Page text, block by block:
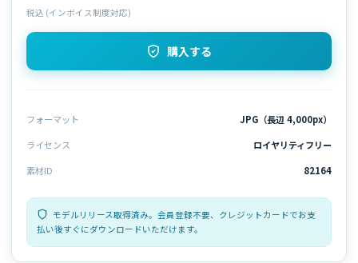
税込 (インボイス制度対応)
購入する
フォーマット
JPG（長辺 4,000px）
ライセンス
ロイヤリティフリー
素材ID
82164
モデルリリース取得済み。会員登録不要、クレジットカードでお支
払い後すぐにダウンロードいただけます。